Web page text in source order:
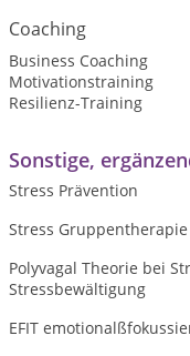
Coaching
Business Coaching
Motivationstraining
Resilienz-Training
Sonstige,
Stress Prävention
Stress Gruppentherapie
Polyvagal Theorie bei
Stressbewältigung
EFIT